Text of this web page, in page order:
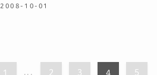
2008-10-01
1 ... 2 3 4 5